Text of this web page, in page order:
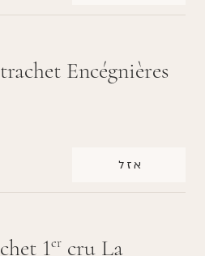
Encégnières
אזל
1er cru La